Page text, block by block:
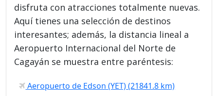
disfruta con atracciones totalmente nuevas.
Aquí tienes una selección de destinos
interesantes; además, la distancia lineal a
Aeropuerto Internacional del Norte de
Cagayán se muestra entre paréntesis:
Aeropuerto de Edson (YET) (21841.8 km)